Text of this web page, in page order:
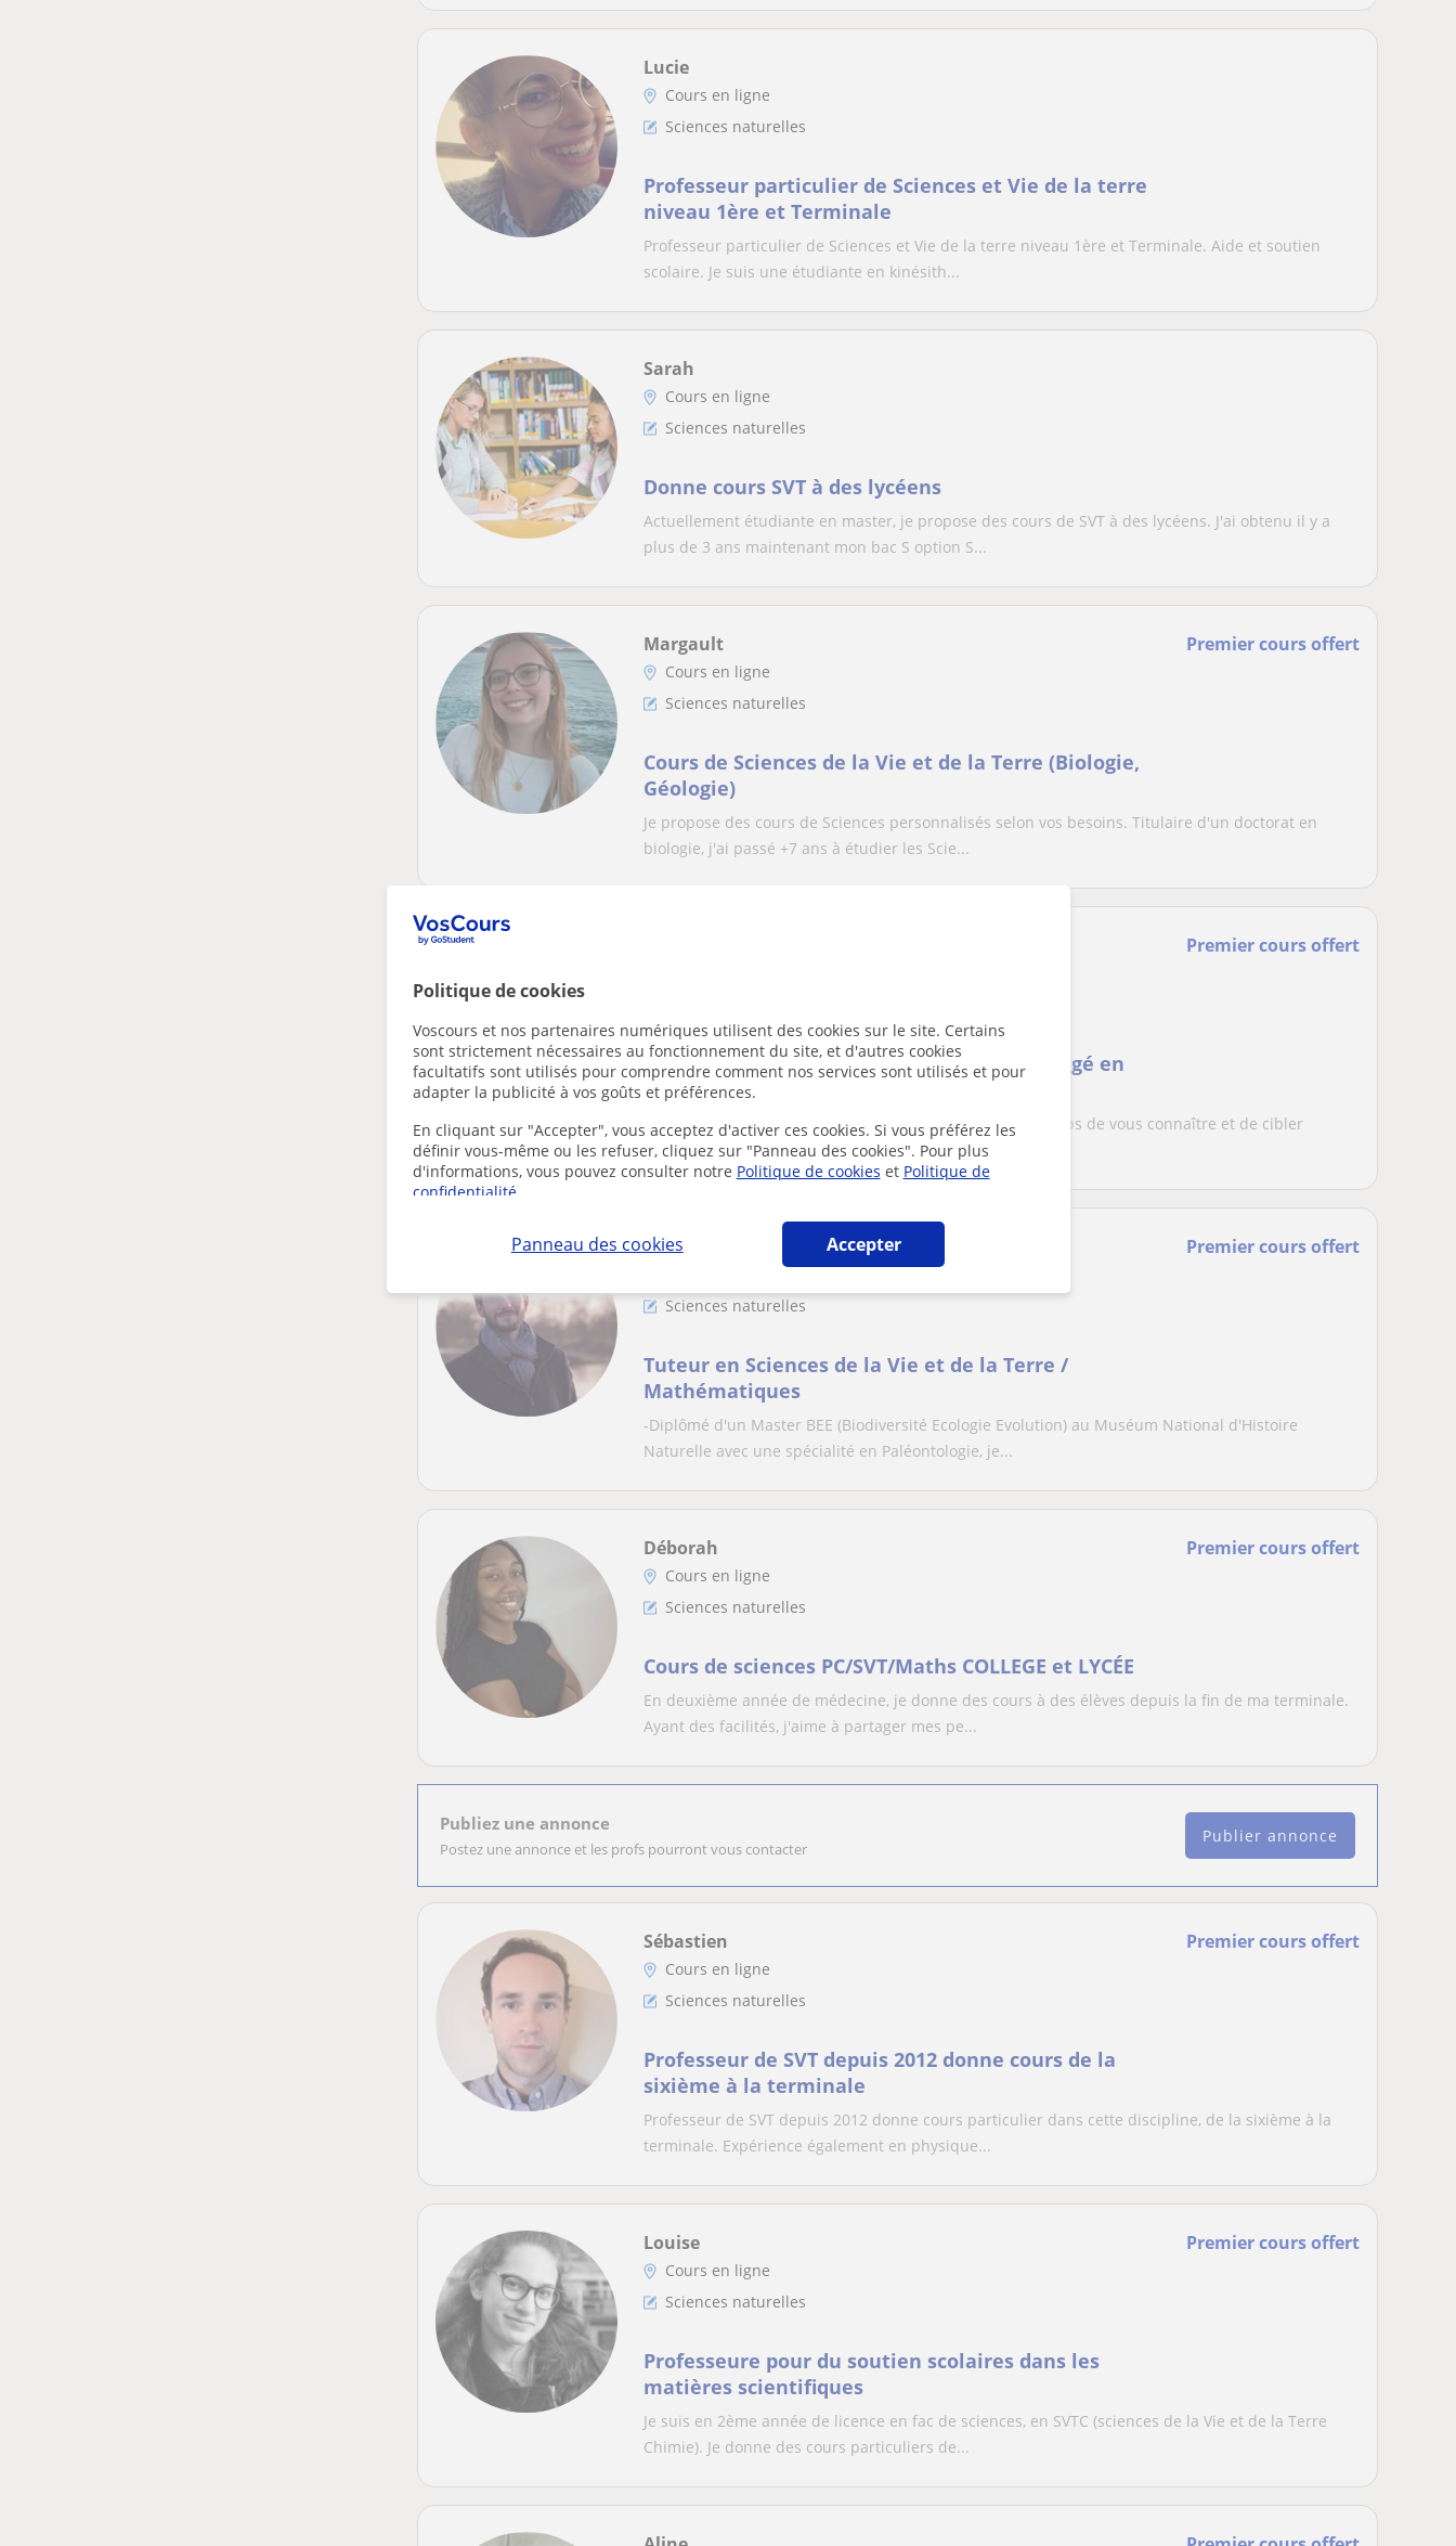
Politique de cookies
Voscours et nos partenaires numériques utilisent des cookies sur le site. Certains
sont strictement nécessaires au fonctionnement du site, et d'autres cookies
facultatifs sont utilisés pour comprendre comment nos services sont utilisés et pour
adapter la publicité à vos goûts et préférences.
En cliquant sur "Accepter", vous acceptez d'activer ces cookies. Si vous préférez les
définir vous-même ou les refuser, cliquez sur "Panneau des cookies". Pour plus
d'informations, vous pouvez consulter notre Politique de cookies et Politique de
confidentialité.
Panneau des cookies Accepter
Lucie
Cours en ligne
Sciences naturelles
Professeur particulier de Sciences et Vie de la terre
niveau 1ère et Terminale
Professeur particulier de Sciences et Vie de la terre niveau 1ère et Terminale. Aide et soutien
scolaire. Je suis une étudiante en kinésith...
Sarah
Cours en ligne
Sciences naturelles
Donne cours SVT à des lycéens
Actuellement étudiante en master, je propose des cours de SVT à des lycéens. J'ai obtenu il y a
plus de 3 ans maintenant mon bac S option S...
Premier cours offert
Margault
Cours en ligne
Sciences naturelles
Cours de Sciences de la Vie et de la Terre (Biologie,
Géologie)
Je propose des cours de Sciences personnalisés selon vos besoins. Titulaire d'un doctorat en
biologie, j'ai passé +7 ans à étudier les Scie...
Premier cours offert
LYCÉE SPE SVT : suivi par un Professeur Agrégé en
Sciences de la Vie et de la Terre ans
Plus qu'un simple enseignant à distance, je prends le temps de vous connaître et de cibler
précisément vos objectifs et vos besoins en fonc...
Premier cours offert
Victor
Sciences naturelles
Tuteur en Sciences de la Vie et de la Terre /
Mathématiques
-Diplômé d'un Master BEE (Biodiversité Ecologie Evolution) au Muséum National d'Histoire
Naturelle avec une spécialité en Paléontologie, je...
Premier cours offert
Déborah
Cours en ligne
Sciences naturelles
Cours de sciences PC/SVT/Maths COLLEGE et LYCÉE
En deuxième année de médecine, je donne des cours à des élèves depuis la fin de ma terminale.
Ayant des facilités, j'aime à partager mes pe...
Publiez une annonce
Postez une annonce et les profs pourront vous contacter
Publier annonce
Premier cours offert
Sébastien
Cours en ligne
Sciences naturelles
Professeur de SVT depuis 2012 donne cours de la
sixième à la terminale
Professeur de SVT depuis 2012 donne cours particulier dans cette discipline, de la sixième à la
terminale. Expérience également en physique...
Premier cours offert
Louise
Cours en ligne
Sciences naturelles
Professeure pour du soutien scolaires dans les
matières scientifiques
Je suis en 2ème année de licence en fac de sciences, en SVTC (sciences de la Vie et de la Terre
Chimie). Je donne des cours particuliers de...